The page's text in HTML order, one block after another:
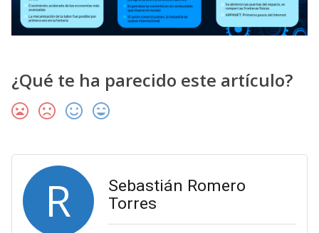
¿Qué te ha parecido este artículo?
R
Sebastián Romero
Torres